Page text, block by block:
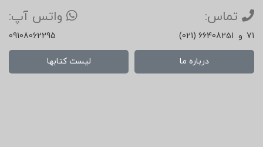
تماس:
(021) 66408251 و 71
واتس آپ:
09108062295
درباره ما لیست کتابها